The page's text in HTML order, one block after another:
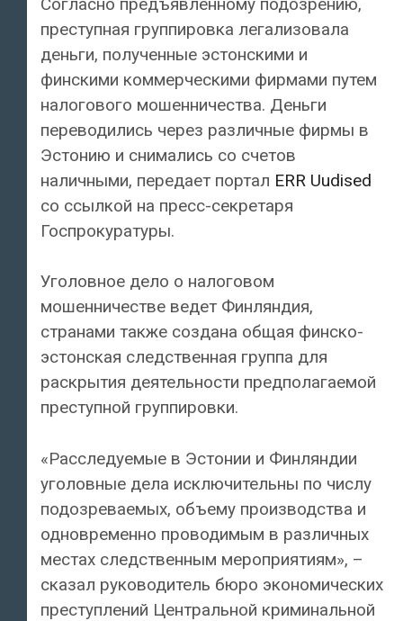
преступная группировка легализовала
деньги, полученные эстонскими и
финскими коммерческими фирмами путем
налогового мошенничества. Деньги
переводились через различные фирмы в
Эстонию и снимались со счетов
наличными, передает портал ERR Uudised
со ссылкой на пресс-секретаря
Госпрокуратуры.
Уголовное дело о налоговом
мошенничестве ведет Финляндия,
странами также создана общая финско-
эстонская следственная группа для
раскрытия деятельности предполагаемой
преступной группировки.
«Расследуемые в Эстонии и Финляндии
уголовные дела исключительны по числу
подозреваемых, объему производства и
одновременно проводимым в различных
местах следственным мероприятиям», –
сказал руководитель бюро экономических
преступлений Центральной криминальной